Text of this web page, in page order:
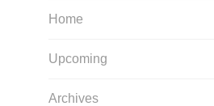
Home
Upcoming
Archives